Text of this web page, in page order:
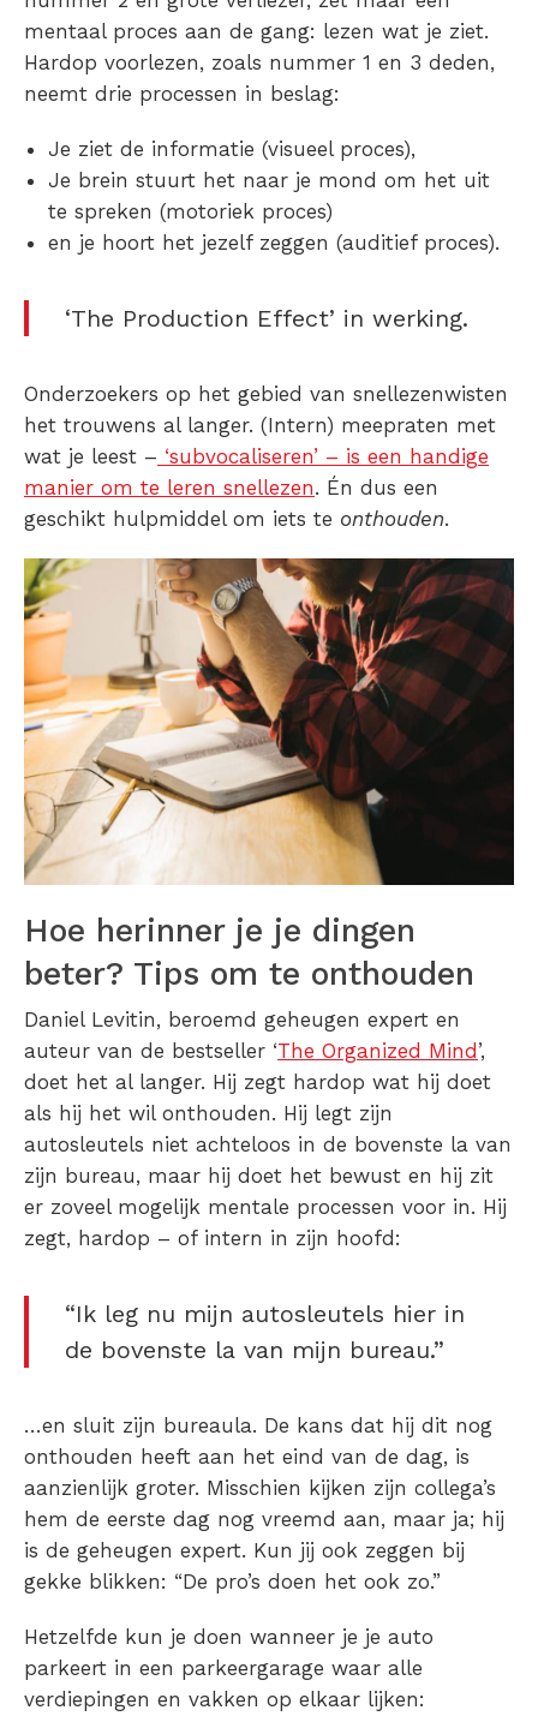
mentaal proces aan de gang: lezen wat je ziet.
Hardop voorlezen, zoals nummer 1 en 3 deden,
neemt drie processen in beslag:
Je ziet de informatie (visueel proces),
Je brein stuurt het naar je mond om het uit
te spreken (motoriek proces)
en je hoort het jezelf zeggen (auditief proces).
‘The Production Effect’ in werking.
Onderzoekers op het gebied van snellezenwisten
het trouwens al langer. (Intern) meepraten met
wat je leest – ‘subvocaliseren’ – is een handige
manier om te leren snellezen. Én dus een
geschikt hulpmiddel om iets te onthouden.
Hoe herinner je je dingen
beter? Tips om te onthouden
Daniel Levitin, beroemd geheugen expert en
auteur van de bestseller ‘The Organized Mind ’,
doet het al langer. Hij zegt hardop wat hij doet
als hij het wil onthouden. Hij legt zijn
autosleutels niet achteloos in de bovenste la van
zijn bureau, maar hij doet het bewust en hij zit
er zoveel mogelijk mentale processen voor in. Hij
zegt, hardop – of intern in zijn hoofd:
“Ik leg nu mijn autosleutels hier in
de bovenste la van mijn bureau.”
…en sluit zijn bureaula. De kans dat hij dit nog
onthouden heeft aan het eind van de dag, is
aanzienlijk groter. Misschien kijken zijn collega’s
hem de eerste dag nog vreemd aan, maar ja; hij
is de geheugen expert. Kun jij ook zeggen bij
gekke blikken: “De pro’s doen het ook zo.”
Hetzelfde kun je doen wanneer je je auto
parkeert in een parkeergarage waar alle
verdiepingen en vakken op elkaar lijken: